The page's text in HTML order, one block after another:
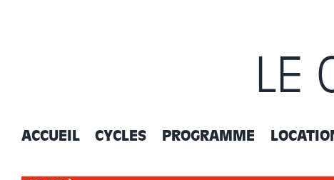
LE
ACCUEIL CYCLES PROGRAMME